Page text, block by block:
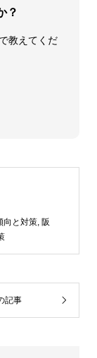
？
教えてくだ
向と対策, 阪
記事